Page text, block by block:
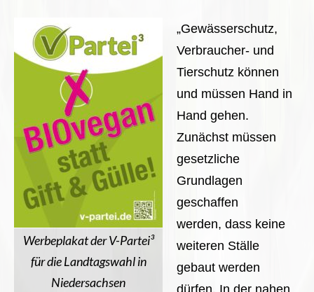
Werbeplakat der V-Partei³
für die Landtagswahl in
Niedersachsen
„Gewässerschutz,
Verbraucher- und
Tierschutz können
und müssen Hand in
Hand gehen.
Zunächst müssen
gesetzliche
Grundlagen
geschaffen
werden, dass keine
weiteren Ställe
gebaut werden
dürfen. In der nahen